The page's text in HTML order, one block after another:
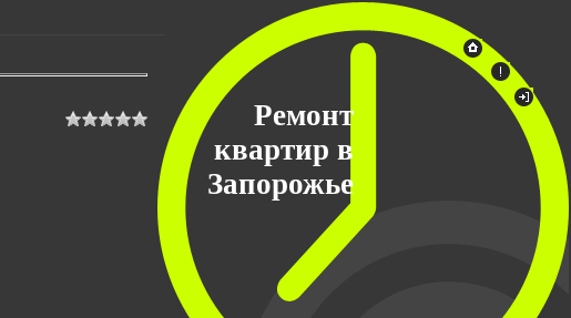
Ремонт
квартир в
Запорожье